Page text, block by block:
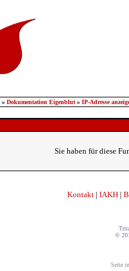
» Dokumentation Eigenblut» IP-Adresse
Sie haben für diese
Kontakt | IAKH |
©
Seite